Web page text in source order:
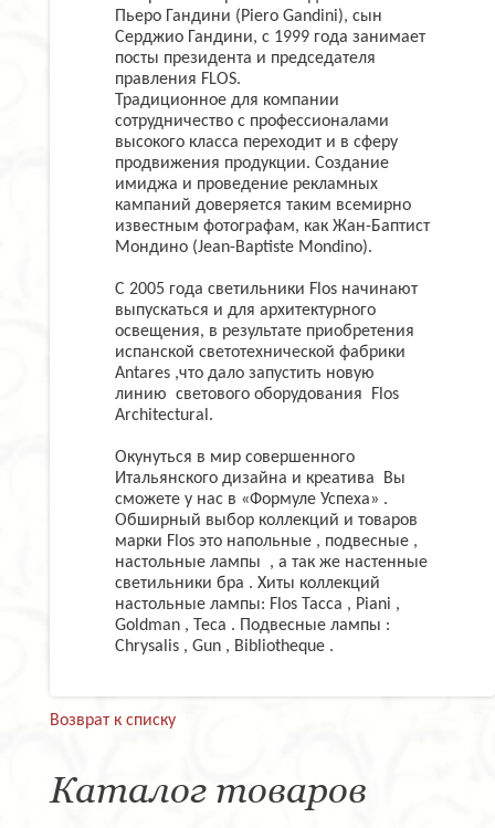
Пьеро Гандини (Piero Gandini), сын
Серджио Гандини, с 1999 года занимает
посты президента и председателя
правления FLOS.
Традиционное для компании
сотрудничество с профессионалами
высокого класса переходит и в сферу
продвижения продукции. Создание
имиджа и проведение рекламных
кампаний доверяется таким всемирно
известным фотографам, как Жан-Баптист
Мондино (Jean-Baptiste Mondino).
C 2005 года светильники Flos начинают
выпускаться и для архитектурного
освещения, в результате приобретения
испанской светотехнической фабрики
Antares ,что дало запустить новую
линию светового оборудования Flos
Architectural.
Окунуться в мир совершенного
Итальянского дизайна и креатива Вы
сможете у нас в «Формуле Успеха» .
Обширный выбор коллекций и товаров
марки Flos это напольные , подвесные ,
настольные лампы , а так же настенные
светильники бра . Хиты коллекций
настольные лампы: Flos Tacca , Piani ,
Goldman , Teca . Подвесные лампы :
Chrysalis , Gun , Bibliotheque .
Возврат к списку
Каталог товаров